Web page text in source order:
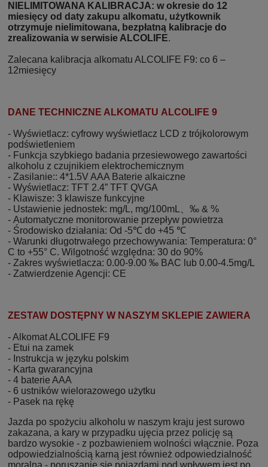
NIELIMITOWANA KALIBRACJA: w okresie do 12
miesięcy od daty zakupu alkomatu, użytkownik
otrzymuje nielimitowana, bezpłatną kalibracje do
zrealizowania w serwisie ALCOLIFE.
Zalecana kalibracja alkomatu ALCOLIFE F9: co 6 –
12miesięcy
DANE TECHNICZNE ALKOMATU ALCOLIFE 9
- Wyświetlacz: cyfrowy wyświetlacz LCD z trójkolorowym
podświetleniem
- Funkcja szybkiego badania przesiewowego zawartości
alkoholu z czujnikiem elektrochemicznym
- Zasilanie:: 4*1.5V AAA Baterie alkaiczne
- Wyświetlacz: TFT 2.4” TFT QVGA
- Klawisze: 3 klawisze funkcyjne
- Ustawienie jednostek: mg/L, mg/100mL、‰ & %
- Automatyczne monitorowanie przepływ powietrza
- Środowisko działania: Od -5℃ do +45 ℃
- Warunki długotrwałego przechowywania: Temperatura: 0°
C to +55° C. Wilgotność względna: 30 do 90%
- Zakres wyświetlacza: 0.00-9.00 ‰ BAC lub 0.00-4.5mg/L
- Zatwierdzenie Agencji: CE
ZESTAW DOSTĘPNY W NASZYM SKLEPIE ZAWIERA
- Alkomat ALCOLIFE F9
- Etui na zamek
- Instrukcja w języku polskim
- Karta gwarancyjna
- 4 baterie AAA
- 6 ustników wielorazowego użytku
- Pasek na rękę
Jazda po spożyciu alkoholu w naszym kraju jest surowo
zakazana, a kary w przypadku ujęcia przez policję są
bardzo wysokie - z pozbawieniem wolności włącznie. Poza
odpowiedzialnością karną jest również odpowiedzialność